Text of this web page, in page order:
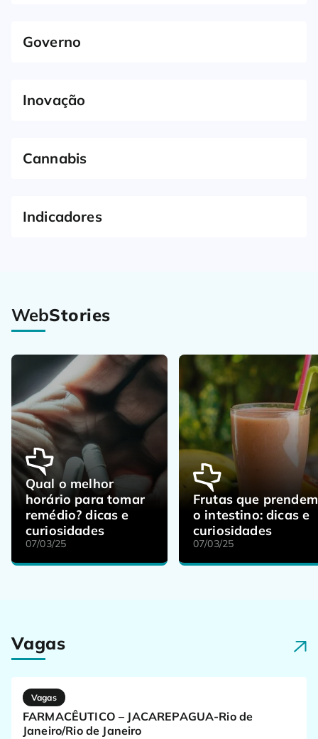
Governo
Inovação
Cannabis
Indicadores
WebStories
Qual o melhor
horário para tomar
remédio? dicas e
curiosidades
07/03/25
Frutas que prendem
o intestino: dicas e
curiosidades
07/03/25
Vagas
Vagas
FARMACÊUTICO – JACAREPAGUA-Rio de
Janeiro/Rio de Janeiro